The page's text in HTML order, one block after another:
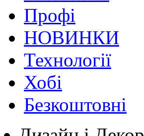
Профі
НОВИНКИ
Технології
Хобі
Безкоштовні